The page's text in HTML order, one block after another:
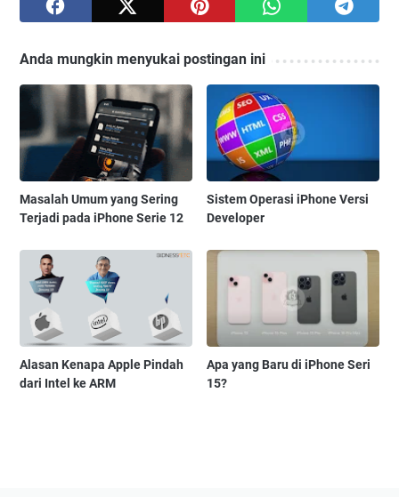
Anda mungkin menyukai postingan ini
Masalah Umum yang Sering
Terjadi pada iPhone Serie 12
Sistem Operasi iPhone Versi
Developer
Alasan Kenapa Apple Pindah
dari Intel ke ARM
Apa yang Baru di iPhone Seri
15?